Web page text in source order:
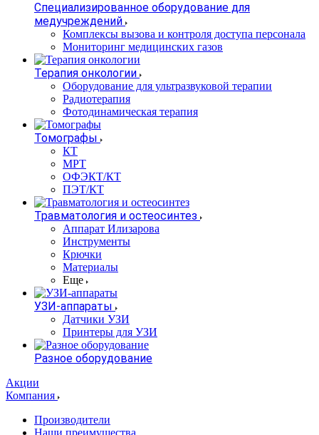
Специализированное оборудование для
медучреждений
Комплексы вызова и контроля доступа персонала
Мониторинг медицинских газов
Терапия онкологии
Оборудование для ультразвуковой терапии
Радиотерапия
Фотодинамическая терапия
Томографы
КТ
МРТ
ОФЭКТ/КТ
ПЭТ/КТ
Травматология и остеосинтез
Аппарат Илизарова
Инструменты
Крючки
Материалы
Еще
УЗИ-аппараты
Датчики УЗИ
Принтеры для УЗИ
Разное оборудование
Акции
Компания
Производители
Наши преимущества